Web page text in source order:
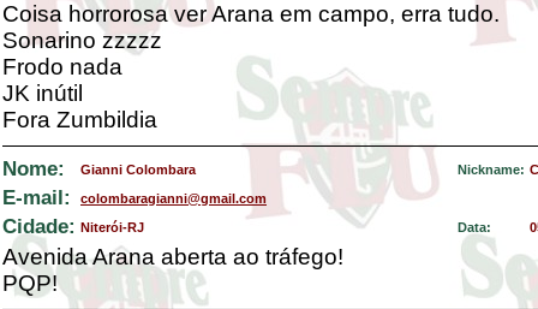
Coisa horrorosa ver Arana em campo, erra tudo.
Sonarino zzzzz
Frodo nada
JK inútil
Fora Zumbildia
Nome: Gianni Colombara Nickname:
E-mail: colombaragianni@gmail.com
Cidade: Niterói-RJ Data:
Avenida Arana aberta ao tráfego!
PQP!